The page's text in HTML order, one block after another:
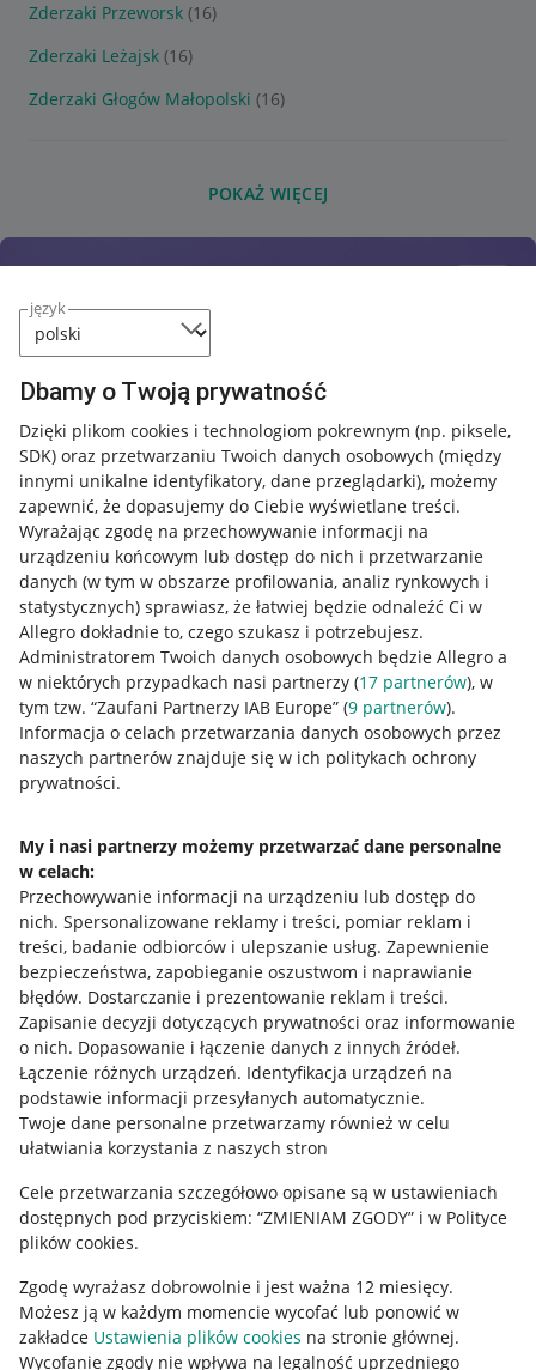
język
Dbamy o Twoją prywatność
Dzięki plikom cookies i technologiom pokrewnym (np. piksele,
SDK) oraz przetwarzaniu Twoich danych osobowych (między
innymi unikalne identyfikatory, dane przeglądarki), możemy
zapewnić, że dopasujemy do Ciebie wyświetlane treści.
Wyrażając zgodę na przechowywanie informacji na
urządzeniu końcowym lub dostęp do nich i przetwarzanie
danych (w tym w obszarze profilowania, analiz rynkowych i
statystycznych) sprawiasz, że łatwiej będzie odnaleźć Ci w
Allegro dokładnie to, czego szukasz i potrzebujesz.
Administratorem Twoich danych osobowych będzie Allegro a
w niektórych przypadkach nasi partnerzy (17 partnerów), w
tym tzw. “Zaufani Partnerzy IAB Europe” (9 partnerów).
Informacja o celach przetwarzania danych osobowych przez
naszych partnerów znajduje się w ich politykach ochrony
prywatności.
My i nasi partnerzy możemy przetwarzać dane personalne
w celach:
Przechowywanie informacji na urządzeniu lub dostęp do
nich. Spersonalizowane reklamy i treści, pomiar reklam i
treści, badanie odbiorców i ulepszanie usług. Zapewnienie
bezpieczeństwa, zapobieganie oszustwom i naprawianie
błędów. Dostarczanie i prezentowanie reklam i treści.
Zapisanie decyzji dotyczących prywatności oraz informowanie
o nich. Dopasowanie i łączenie danych z innych źródeł.
Łączenie różnych urządzeń. Identyfikacja urządzeń na
podstawie informacji przesyłanych automatycznie.
Twoje dane personalne przetwarzamy również w celu
ułatwiania korzystania z naszych stron
Cele przetwarzania szczegółowo opisane są w ustawieniach
dostępnych pod przyciskiem: “ZMIENIAM ZGODY” i w Polityce
plików cookies.
Zgodę wyrażasz dobrowolnie i jest ważna 12 miesięcy.
Możesz ją w każdym momencie wycofać lub ponowić w
zakładce Ustawienia plików cookies na stronie głównej.
Wycofanie zgody nie wpływa na legalność uprzedniego
Zderzaki Przeworsk (16)
Zderzaki Leżajsk (16)
Zderzaki Głogów Małopolski (16)
POKAŻ WIĘCEJ
Przydatne informacje
Jak to działa
Allegro Gadane dla sprzedających
Allegro Gadane dla kupujących
Mapa miejscowości
Informacje prawne
Regulamin
Polityka plików "cookies"
Ustawienia plików "cookies"
Udostępnianie lokalizacji
Informacje dla Aktu o Usługach Cyfrowych
Pobierz aplikację